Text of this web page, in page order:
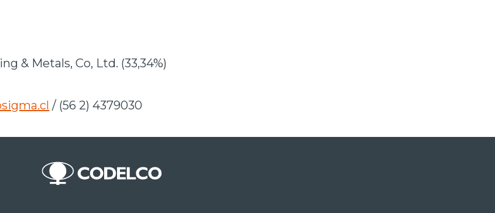
& Metals, Co, Ltd. (33,34%)
/ (56 2) 4379030